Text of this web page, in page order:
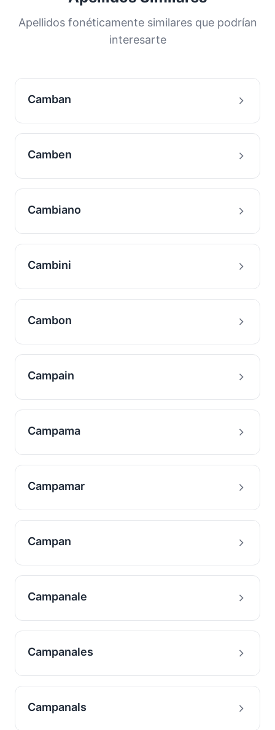
distribución nos ayuda a comprender los
orígenes y la historia migratoria de las familias
Apellidos fonéticamente similares que podrían
interesarte
Camban
Camben
Cambiano
Cambini
Cambon
Campain
Campama
Campamar
Campan
Campanale
Campanales
Campanals